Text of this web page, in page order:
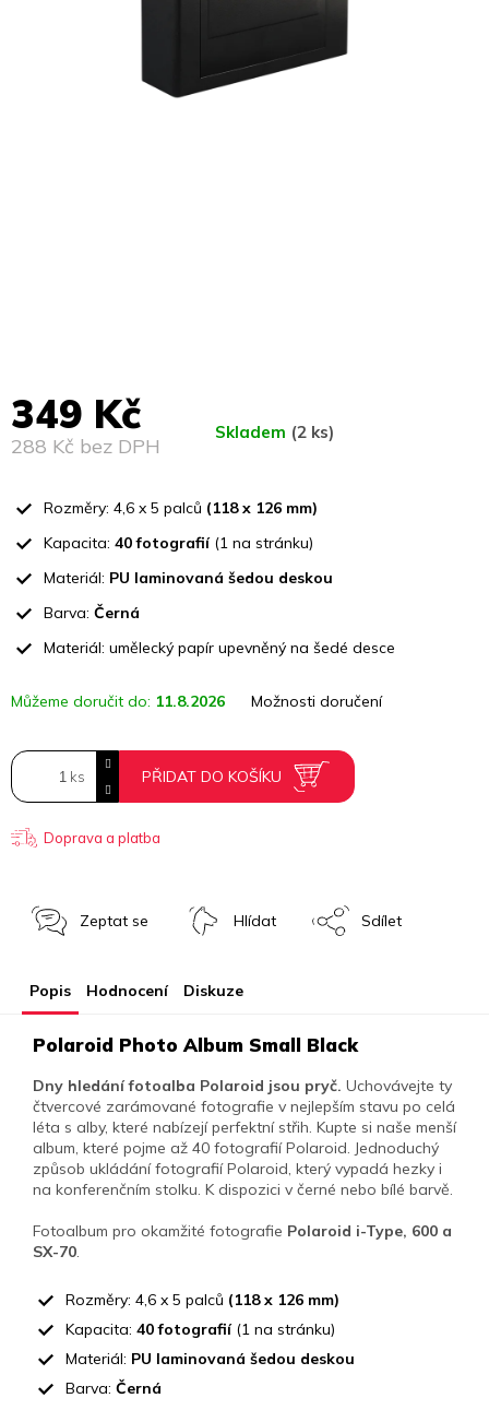
349 Kč
288 Kč bez DPH
cena:
Skladem (2 ks)
Můžeme doručit do: 11.8.2026 Možnosti doručení
PŘIDAT DO KOŠÍKU
Rozměry: 4,6 x 5 palců (118 x 126 mm)
Kapacita: 40 fotografií(1 na stránku)
Materiál: PU laminovaná šedou deskou
Barva: Černá
Materiál: umělecký papír upevněný na šedé desce
Doprava a platba
Zeptat se Hlídat Sdílet
Popis Hodnocení Diskuze
Polaroid Photo Album Small Black
Dny hledání fotoalba Polaroid jsou pryč. Uchovávejte ty
čtvercové zarámované fotografie v nejlepším stavu po celá
léta s alby, které nabízejí perfektní střih. Kupte si naše menší
album, které pojme až 40 fotografií Polaroid. Jednoduchý
způsob ukládání fotografií Polaroid, který vypadá hezky i
na konferenčním stolku. K dispozici v černé nebo bílé barvě.
Fotoalbum pro okamžité fotografie Polaroid i-Type, 600 a
SX-70.
Rozměry: 4,6 x 5 palců (118 x 126 mm)
Kapacita: 40 fotografií(1 na stránku)
Materiál: PU laminovaná šedou deskou
Barva: Černá